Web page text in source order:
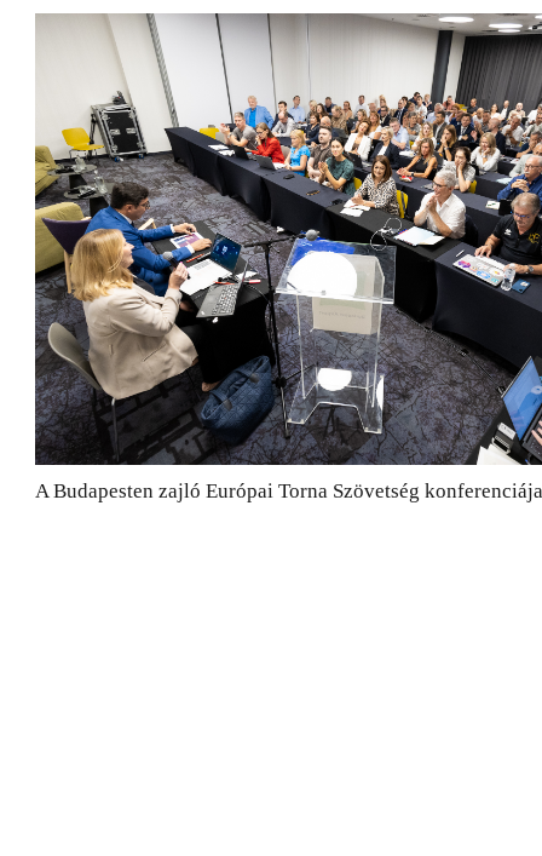
A Budapesten zajló Európai Torna Szövetség